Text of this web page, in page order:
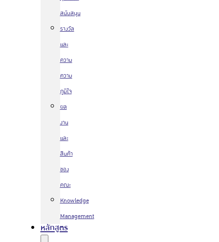
สนับสนุน
รางวัล
และ
ความ
ความ
ภูมิใจ
ผล
งาน
และ
สินค้า
ของ
คณะ
Knowledge
Management
หลักสูตร